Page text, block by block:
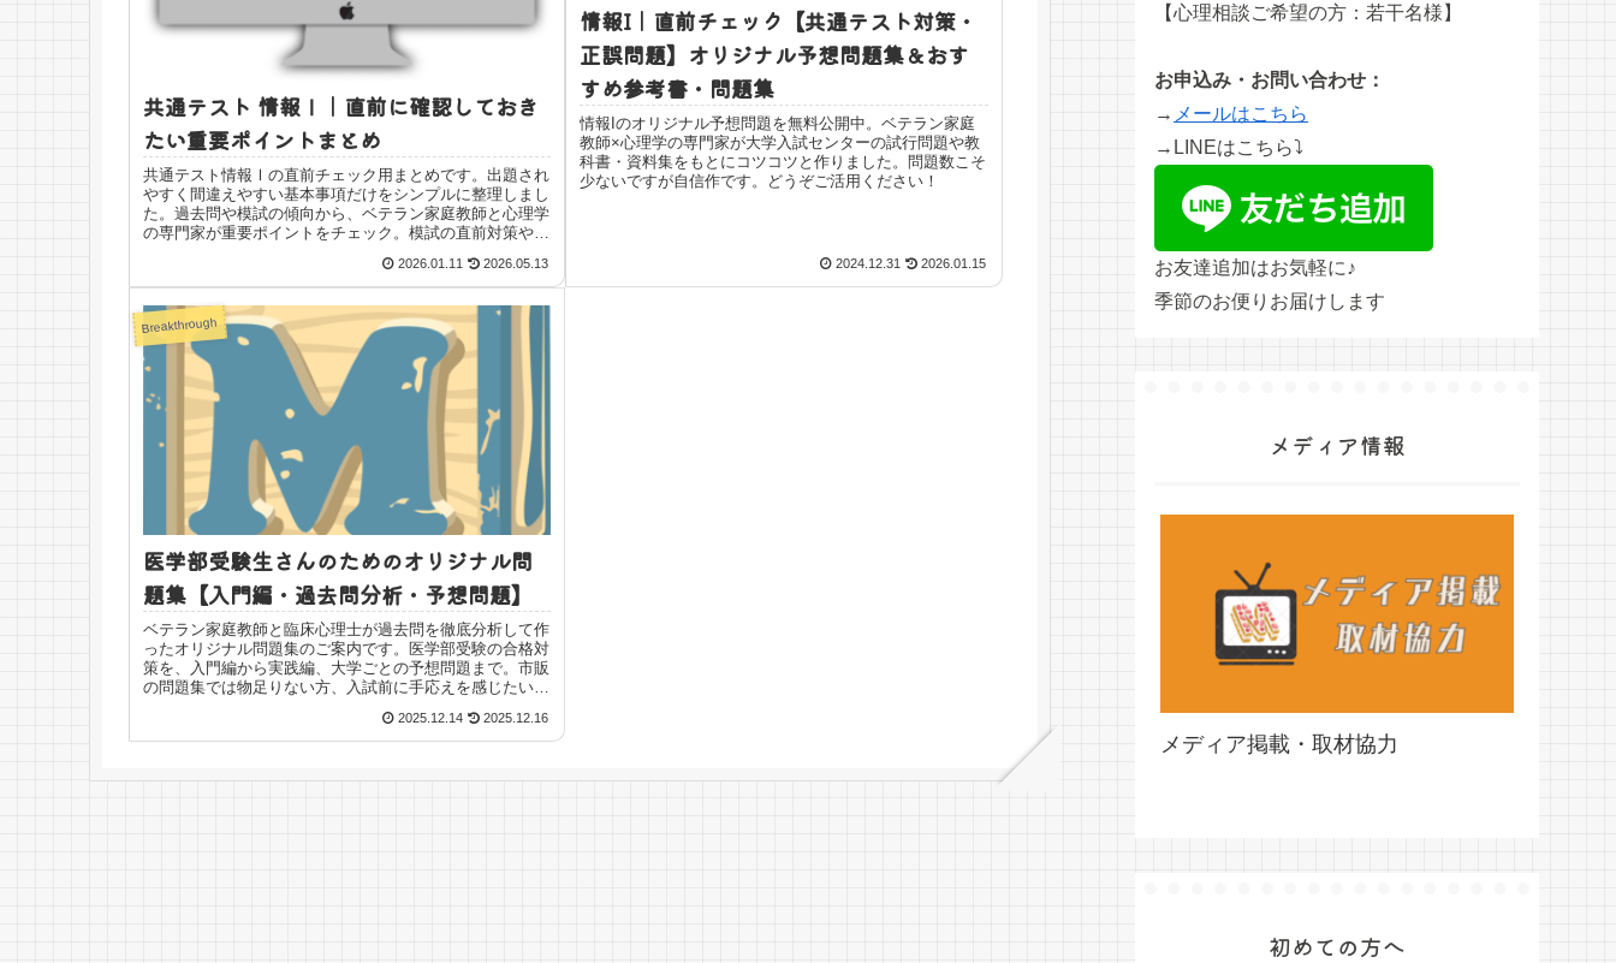
共通テスト 情報Ⅰ｜直前に確認しておき
たい重要ポイントまとめ
共通テスト情報Ⅰの直前チェック用まとめです。出題され
やすく間違えやすい基本事項だけをシンプルに整理しまし
た。過去問や模試の傾向から、ベテラン家庭教師と心理学
の専門家が重要ポイントをチェック。模試の直前対策や情
2026.01.11 2026.05.13
情報I｜直前チェック【共通テスト対策・
正誤問題】オリジナル予想問題集＆おす
すめ参考書・問題集
情報Iのオリジナル予想問題を無料公開中。ベテラン家庭
教師×心理学の専門家が大学入試センターの試行問題や教
科書・資料集をもとにコツコツと作りました。問題数こそ
少ないですが自信作です。どうぞご活用ください！
2024.12.31 2026.01.15
Breakthrough
医学部受験生さんのためのオリジナル問
題集【入門編・過去問分析・予想問題】
ベテラン家庭教師と臨床心理士が過去問を徹底分析して作
ったオリジナル問題集のご案内です。医学部受験の合格対
策を、入門編から実践編、大学ごとの予想問題まで。市販
の問題集では物足りない方、入試前に手応えを感じたい
2025.12.14 2025.12.16
【心理相談ご希望の方：若干名様】
お申込み・お問い合わせ：
→ メールはこちら
→LINEはこちら⤵︎
お友達追加はお気軽に♪
季節のお便りお届けします
メディア情報
メディア掲載・取材協力
初めての方へ